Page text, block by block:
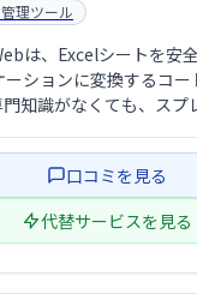
理ツール
は、Excelシートを安
ションに変換するコー
知識がなくても、スプ
込みのワークフローや
な情報の …口コミを見る
代替サービスを見る